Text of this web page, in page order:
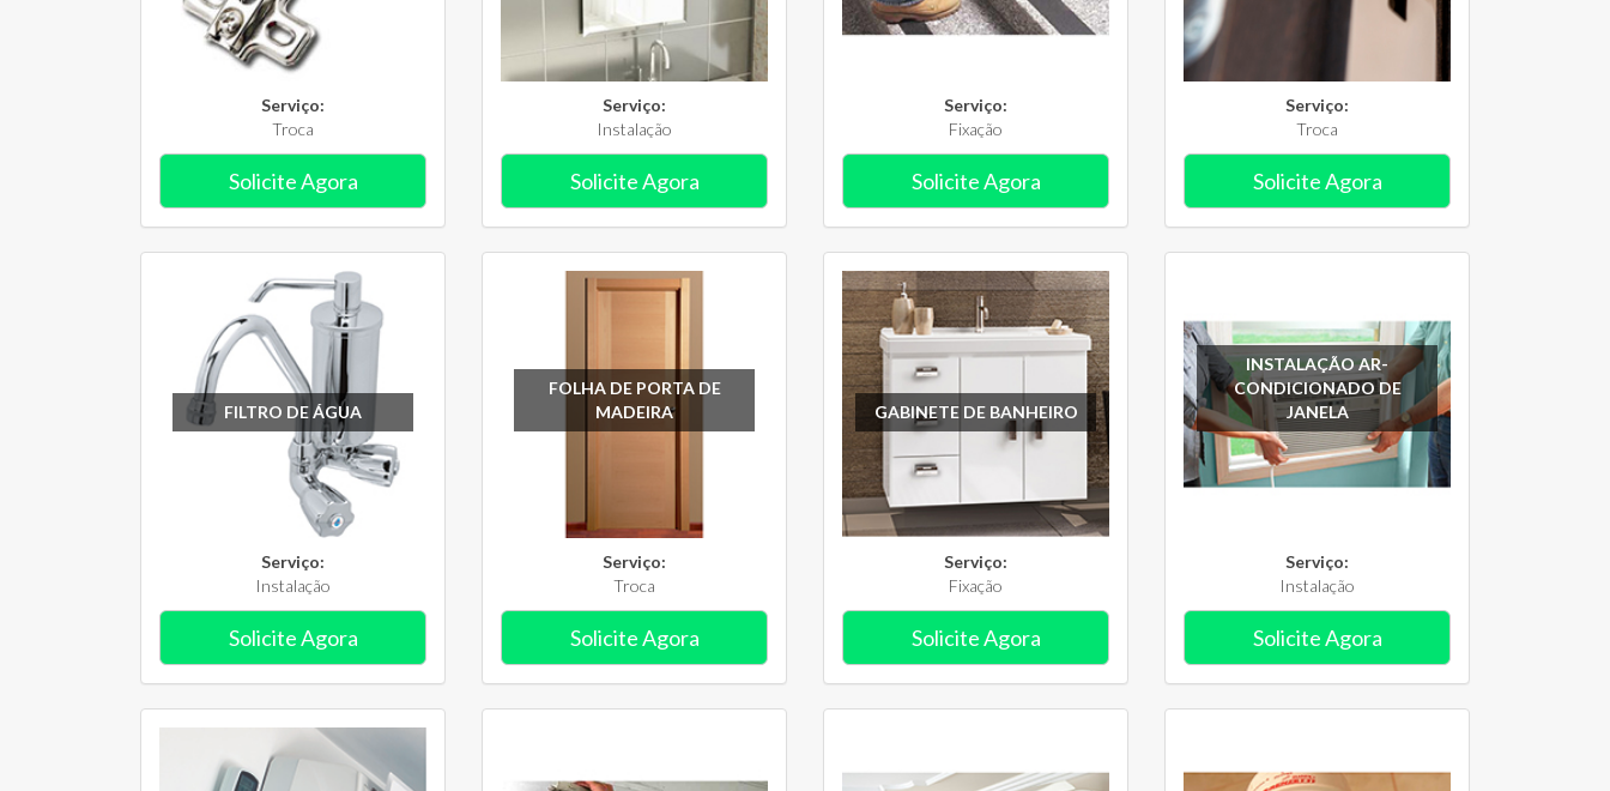
Serviço:
Troca
Solicite Agora
Serviço:
Instalação
Solicite Agora
Serviço:
Fixação
Solicite Agora
Serviço:
Troca
Solicite Agora
FILTRO DE ÁGUA
Serviço:
Instalação
Solicite Agora
FOLHA DE PORTA DE
MADEIRA
Serviço:
Troca
Solicite Agora
GABINETE DE BANHEIRO
Serviço:
Fixação
Solicite Agora
INSTALAÇÃO AR-
CONDICIONADO DE
JANELA
Serviço:
Instalação
Solicite Agora